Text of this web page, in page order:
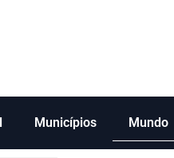
Municípios Mundo